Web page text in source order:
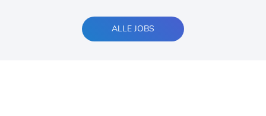
ALLE JOBS